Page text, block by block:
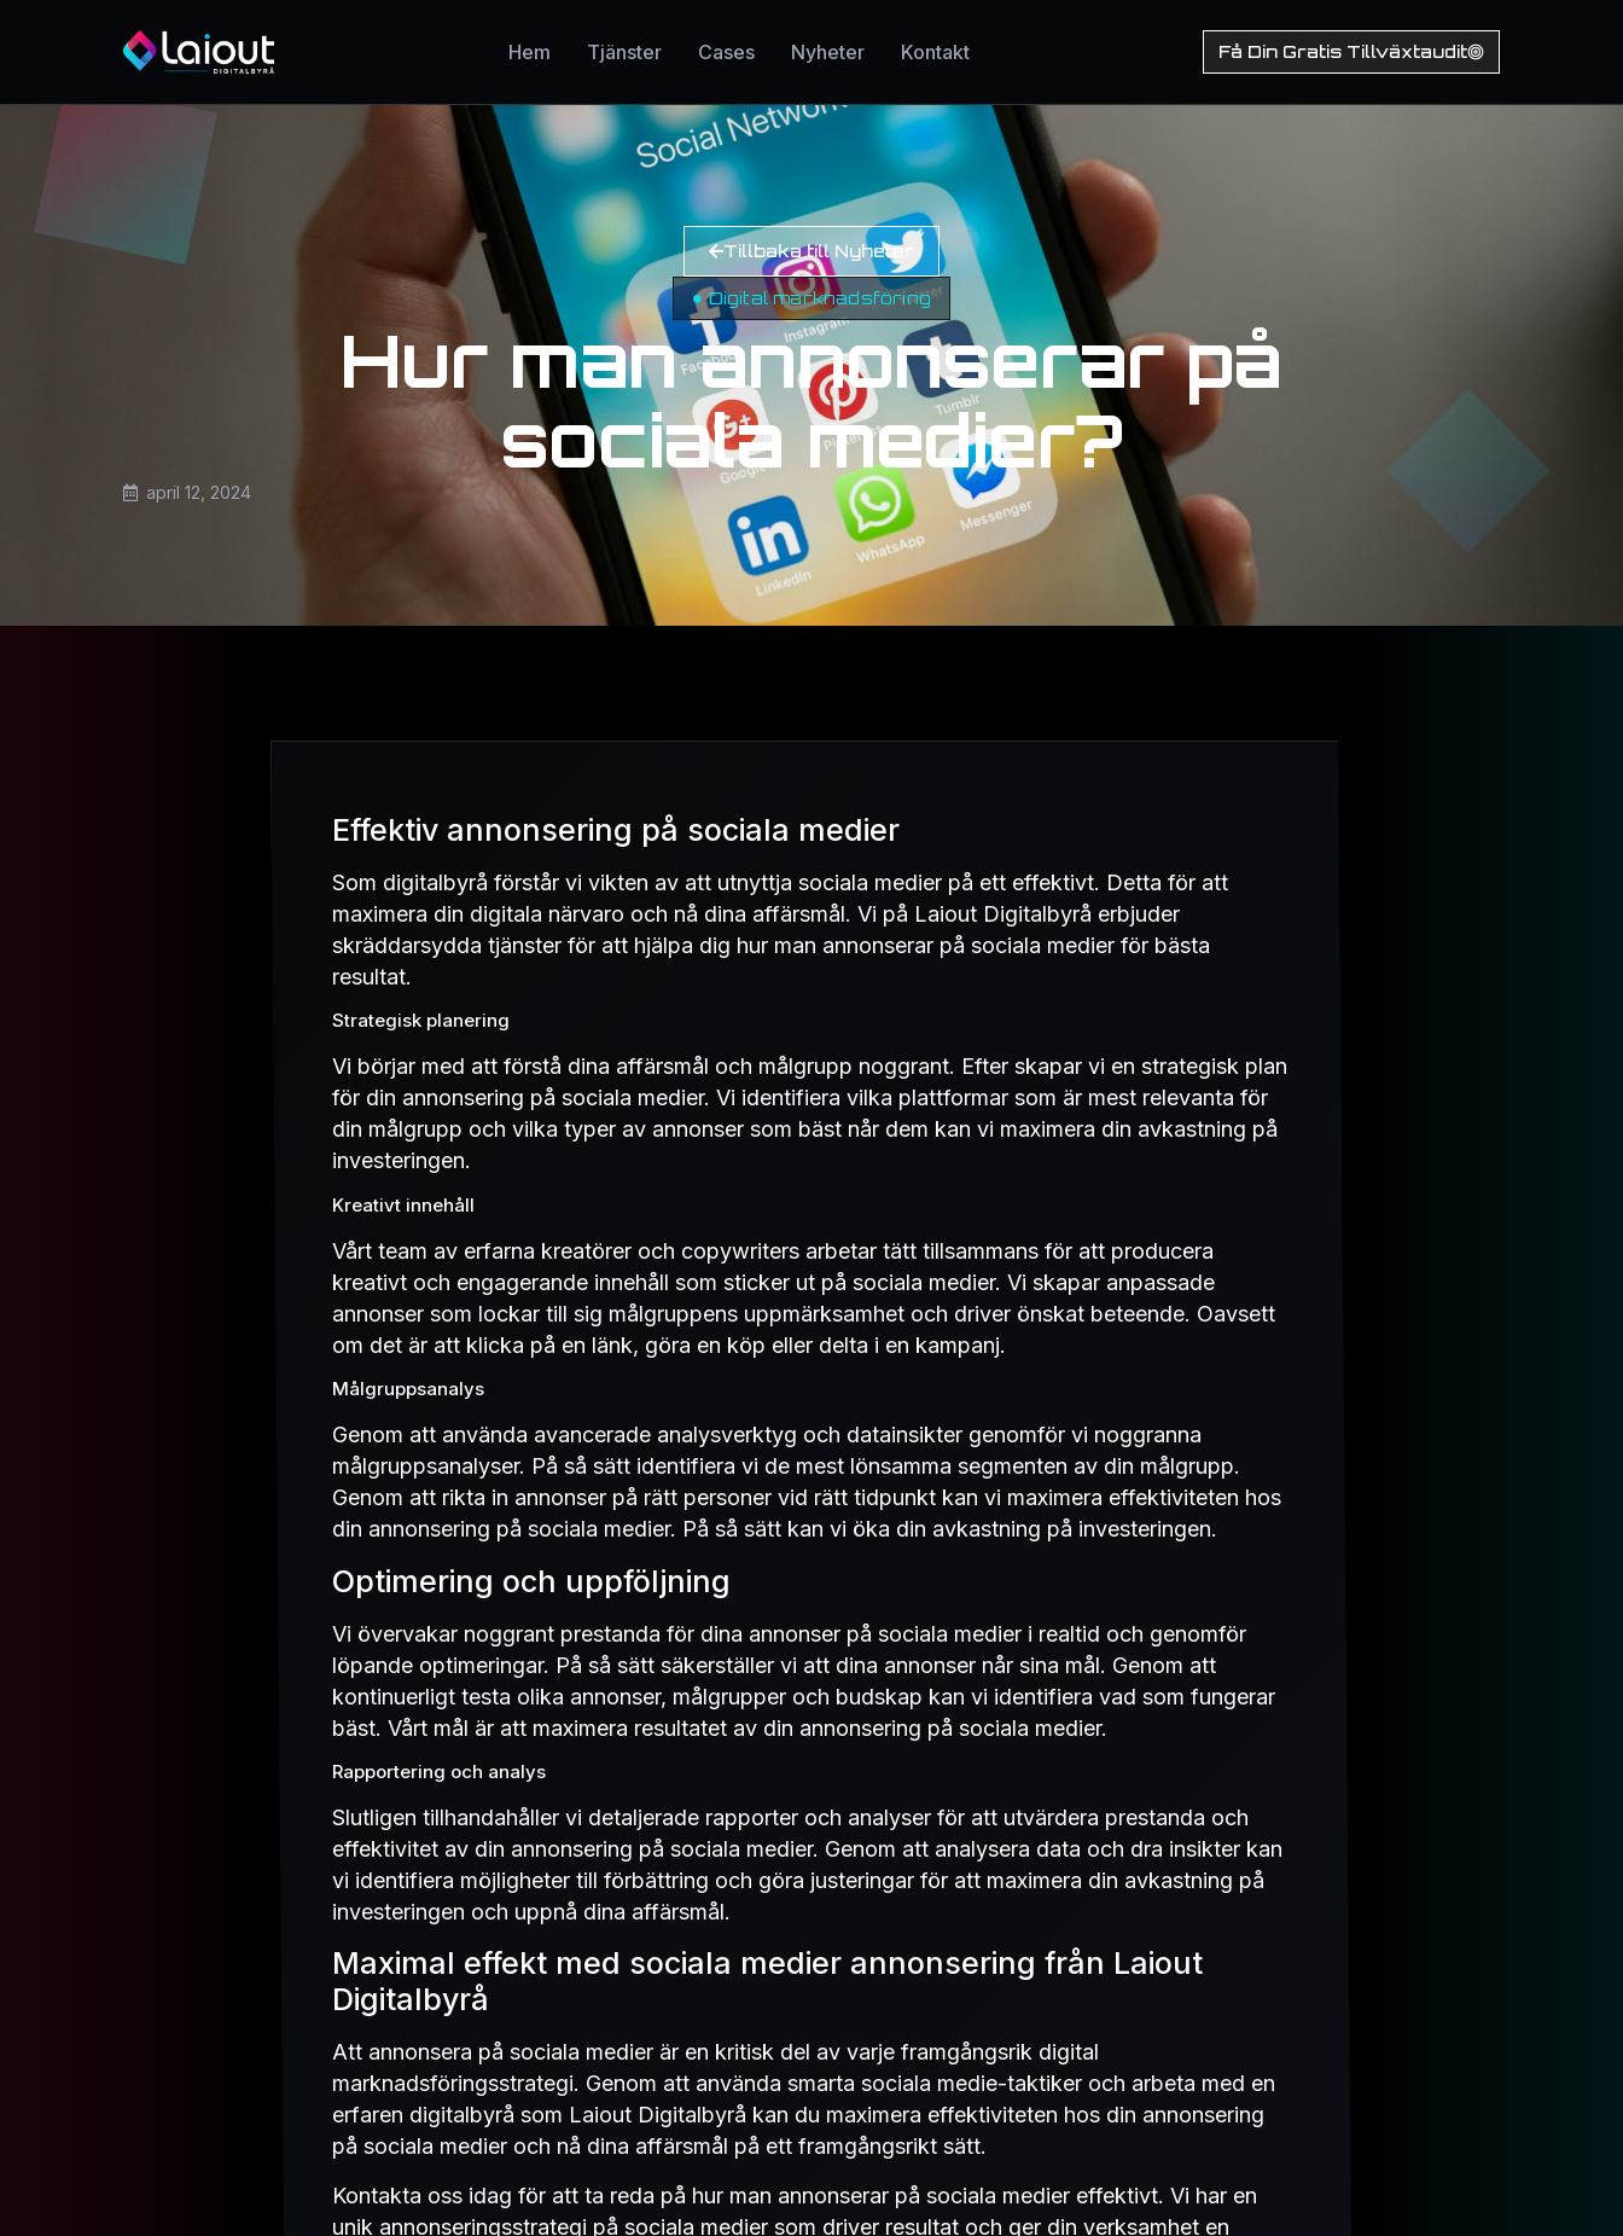
Hem Tjänster Cases Nyheter Kontakt Få Din Gratis Tillväxtaudit
Tillbaka till Nyheter
Digital marknadsföring
Hur man annonserar på
sociala medier?
april 12, 2024
Effektiv annonsering på sociala medier
Som digitalbyrå förstår vi vikten av att utnyttja sociala medier på ett effektivt. Detta för att
maximera din digitala närvaro och nå dina affärsmål. Vi på Laiout Digitalbyrå erbjuder
skräddarsydda tjänster för att hjälpa dig hur man annonserar på sociala medier för bästa
resultat.
Strategisk planering
Vi börjar med att förstå dina affärsmål och målgrupp noggrant. Efter skapar vi en strategisk plan
för din annonsering på sociala medier. Vi identifiera vilka plattformar som är mest relevanta för
din målgrupp och vilka typer av annonser som bäst når dem kan vi maximera din avkastning på
investeringen.
Kreativt innehåll
Vårt team av erfarna kreatörer och copywriters arbetar tätt tillsammans för att producera
kreativt och engagerande innehåll som sticker ut på sociala medier. Vi skapar anpassade
annonser som lockar till sig målgruppens uppmärksamhet och driver önskat beteende. Oavsett
om det är att klicka på en länk, göra en köp eller delta i en kampanj.
Målgruppsanalys
Genom att använda avancerade analysverktyg och datainsikter genomför vi noggranna
målgruppsanalyser. På så sätt identifiera vi de mest lönsamma segmenten av din målgrupp.
Genom att rikta in annonser på rätt personer vid rätt tidpunkt kan vi maximera effektiviteten hos
din annonsering på sociala medier. På så sätt kan vi öka din avkastning på investeringen.
Optimering och uppföljning
Vi övervakar noggrant prestanda för dina annonser på sociala medier i realtid och genomför
löpande optimeringar. På så sätt säkerställer vi att dina annonser når sina mål. Genom att
kontinuerligt testa olika annonser, målgrupper och budskap kan vi identifiera vad som fungerar
bäst. Vårt mål är att maximera resultatet av din annonsering på sociala medier.
Rapportering och analys
Slutligen tillhandahåller vi detaljerade rapporter och analyser för att utvärdera prestanda och
effektivitet av din annonsering på sociala medier. Genom att analysera data och dra insikter kan
vi identifiera möjligheter till förbättring och göra justeringar för att maximera din avkastning på
investeringen och uppnå dina affärsmål.
Maximal effekt med sociala medier annonsering från Laiout
Digitalbyrå
Att annonsera på sociala medier är en kritisk del av varje framgångsrik digital
marknadsföringsstrategi. Genom att använda smarta sociala medie-taktiker och arbeta med en
erfaren digitalbyrå som Laiout Digitalbyrå kan du maximera effektiviteten hos din annonsering
på sociala medier och nå dina affärsmål på ett framgångsrikt sätt.
Kontakta oss idag för att ta reda på hur man annonserar på sociala medier effektivt. Vi har en
unik annonseringsstrategi på sociala medier som driver resultat och ger din verksamhet en